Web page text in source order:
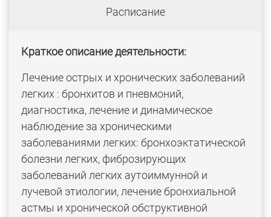
Расписание
Краткое описание деятельности:
Лечение острых и хронических заболеваний
легких : бронхитов и пневмоний,
диагностика, лечение и динамическое
наблюдение за хроническими
заболеваниями легких: бронхоэктатической
болезни легких, фиброзирующих
заболеваний легких аутоиммунной и
лучевой этиологии, лечение бронхиальной
астмы и хронической обструктивной